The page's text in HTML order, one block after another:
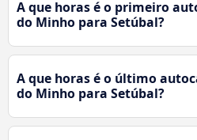
A que horas é o primeiro
do Minho para Setúbal?
A que horas é o último
do Minho para Setúbal?